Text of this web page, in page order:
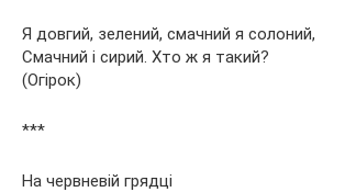
Я довгий, зелений, смачний я солоний,
Смачний і сирий. Хто ж я такий?
(Огірок)
***
На червневій грядці